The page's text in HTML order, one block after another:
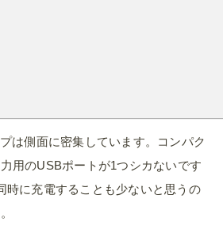
は側面に密集しています。コンパク
用のUSBポートが1つシカないです
時に充電することも少ないと思うの